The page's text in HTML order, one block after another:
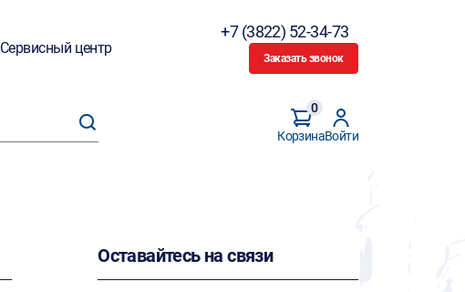
Сервисный центр
+7 (3822) 52-34-73
Заказать звонок
Корзина
0
Войти
Оставайтесь на связи